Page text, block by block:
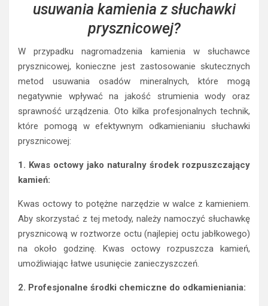
usuwania kamienia z słuchawki
prysznicowej?
W przypadku nagromadzenia kamienia w słuchawce
prysznicowej, konieczne jest zastosowanie skutecznych
metod usuwania osadów mineralnych, które mogą
negatywnie wpływać na jakość strumienia wody oraz
sprawność urządzenia. Oto kilka profesjonalnych technik,
które pomogą w efektywnym odkamienianiu słuchawki
prysznicowej:
1. Kwas octowy jako naturalny środek rozpuszczający
kamień:
Kwas octowy to potężne narzędzie w walce z kamieniem.
Aby skorzystać z tej metody, należy namoczyć słuchawkę
prysznicową w roztworze octu (najlepiej octu jabłkowego)
na około godzinę. Kwas octowy rozpuszcza kamień,
umożliwiając łatwe usunięcie zanieczyszczeń.
2. Profesjonalne środki chemiczne do odkamieniania: